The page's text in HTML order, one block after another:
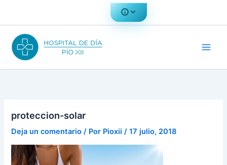
proteccion-solar
Deja un comentario / Por Pioxii/17 julio, 2018